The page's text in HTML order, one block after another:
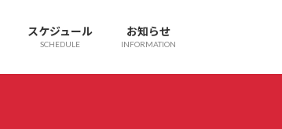
スケジュール
SCHEDULE
お知らせ
INFORMATION